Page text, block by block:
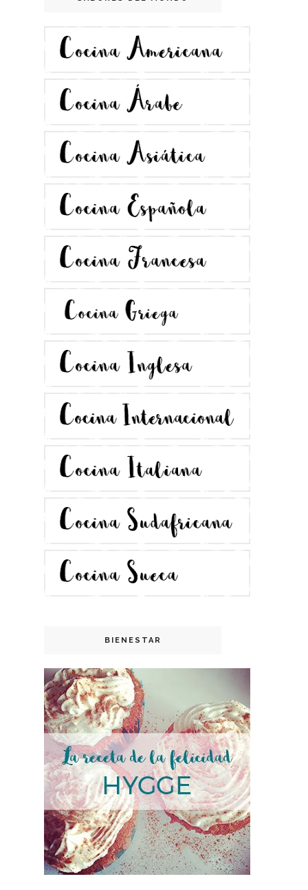
BIENESTAR